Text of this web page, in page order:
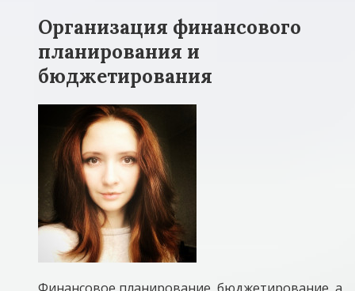
Организация финансового
планирования и
бюджетирования